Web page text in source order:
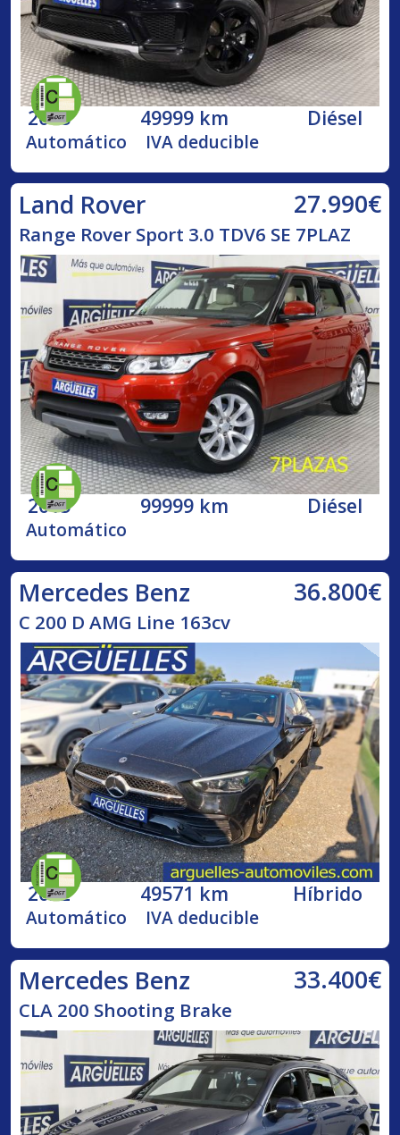
2018 49999 km Diésel
Automático IVA deducible
Land Rover 27.990€
Range Rover Sport 3.0 TDV6 SE 7PLAZ
2015 99999 km Diésel
Automático
Mercedes Benz 36.800€
C 200 D AMG Line 163cv
2022 49571 km Híbrido
Automático IVA deducible
Mercedes Benz 33.400€
CLA 200 Shooting Brake